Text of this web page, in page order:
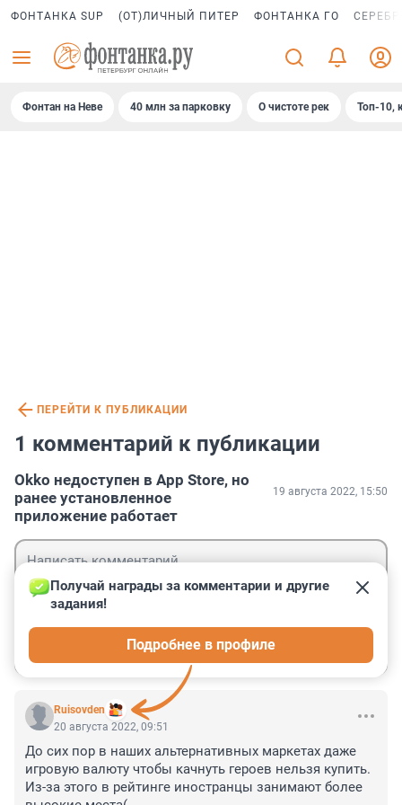
ФОНТАНКА SUP (ОТ)ЛИЧНЫЙ ПИТЕР ФОНТАНКА ГО
Фонтан на Неве 40 млн за парковку О чистоте рек Топ-10,
ПЕРЕЙТИ К ПУБЛИКАЦИИ
1 комментарий к публикации
Okko недоступен в App Store, но
ранее установленное
приложение работает
19 августа 2022, 15:50
Ruisovden
Получай награды за комментарии и другие
задания!
Подробнее в профиле
20 августа 2022, 09:51
До сих пор в наших альтернативных маркетах даже
игровую валюту чтобы качнуть героев нельзя купить.
Из-за этого в рейтинге иностранцы занимают более